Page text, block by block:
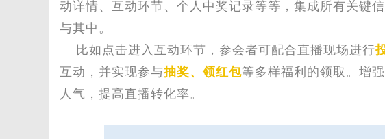
动详情、互动环节、个人中奖记录等等，集成所有关键
与其中。
比如点击进入互动环节，参会者可配合直播现场进行
互动 ，并实现参与抽奖、领红包等多样福利的领取 。增
人气，提高直播转化率。